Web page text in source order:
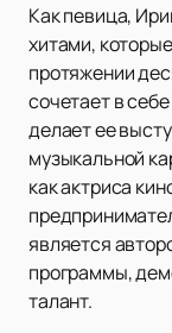
Как певица,
хитами,
протяжении
сочетает в
делает ее
музыкальной
как актриса
является
программы,
талант.